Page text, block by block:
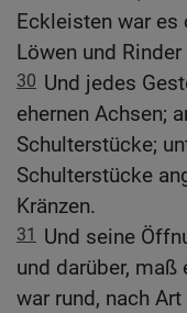
Eckleisten war es
Löwen und
30 Und jedes
ehernen Achsen;
Schulterstücke;
Schulterstücke
Kränzen.
31
Und seine
und darüber, maß
war rund, nach